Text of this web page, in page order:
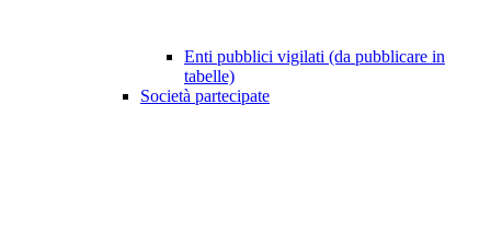
Enti pubblici vigilati (da pubblicare in
tabelle)
Società partecipate